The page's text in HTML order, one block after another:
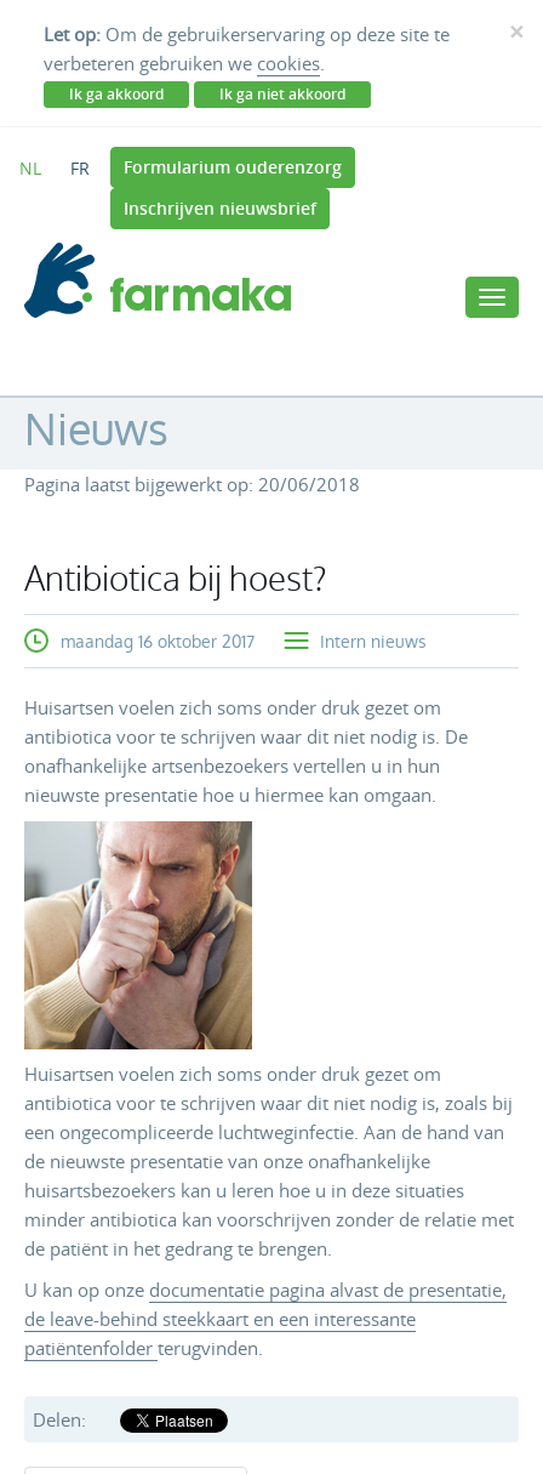
×
Let op: Om de gebruikerservaring op deze site te
verbeteren gebruiken we cookies.
Ik ga akkoord Ik ga niet akkoord
NL FR
Formularium ouderenzorg
Inschrijven nieuwsbrief
Nieuws
Pagina laatst bijgewerkt op: 20/06/2018
Antibiotica bij hoest?
maandag 16 oktober 2017 Intern nieuws
Huisartsen voelen zich soms onder druk gezet om
antibiotica voor te schrijven waar dit niet nodig is. De
onafhankelijke artsenbezoekers vertellen u in hun
nieuwste presentatie hoe u hiermee kan omgaan.
Huisartsen voelen zich soms onder druk gezet om
antibiotica voor te schrijven waar dit niet nodig is, zoals bij
een ongecompliceerde luchtweginfectie. Aan de hand van
de nieuwste presentatie van onze onafhankelijke
huisartsbezoekers kan u leren hoe u in deze situaties
minder antibiotica kan voorschrijven zonder de relatie met
de patiënt in het gedrang te brengen.
U kan op onze documentatie pagina alvast de presentatie,
de leave-behind steekkaart en een interessante
patiëntenfolder terugvinden.
Delen: